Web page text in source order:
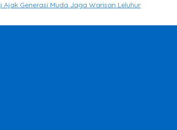
Ajak Generasi Muda Jaga Warisan Leluhur